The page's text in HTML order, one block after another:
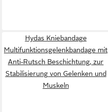
Hydas Kniebandage
Multifunktionsgelenkbandage mit
Anti-Rutsch Beschichtung, zur
Stabilisierung von Gelenken und
Muskeln